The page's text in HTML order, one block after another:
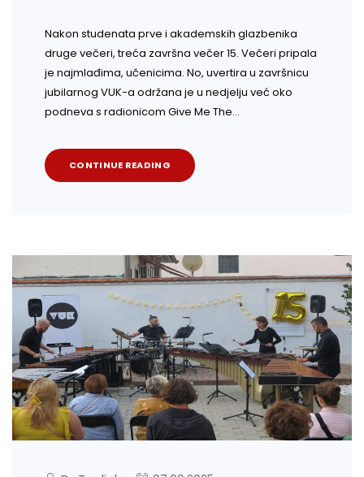
Nakon studenata prve i akademskih glazbenika
druge večeri, treća završna večer 15. Večeri pripala
je najmlađima, učenicima. No, uvertira u završnicu
jubilarnog VUK-a održana je u nedjelju već oko
podneva s radionicom Give Me The…
CONTINUE READING